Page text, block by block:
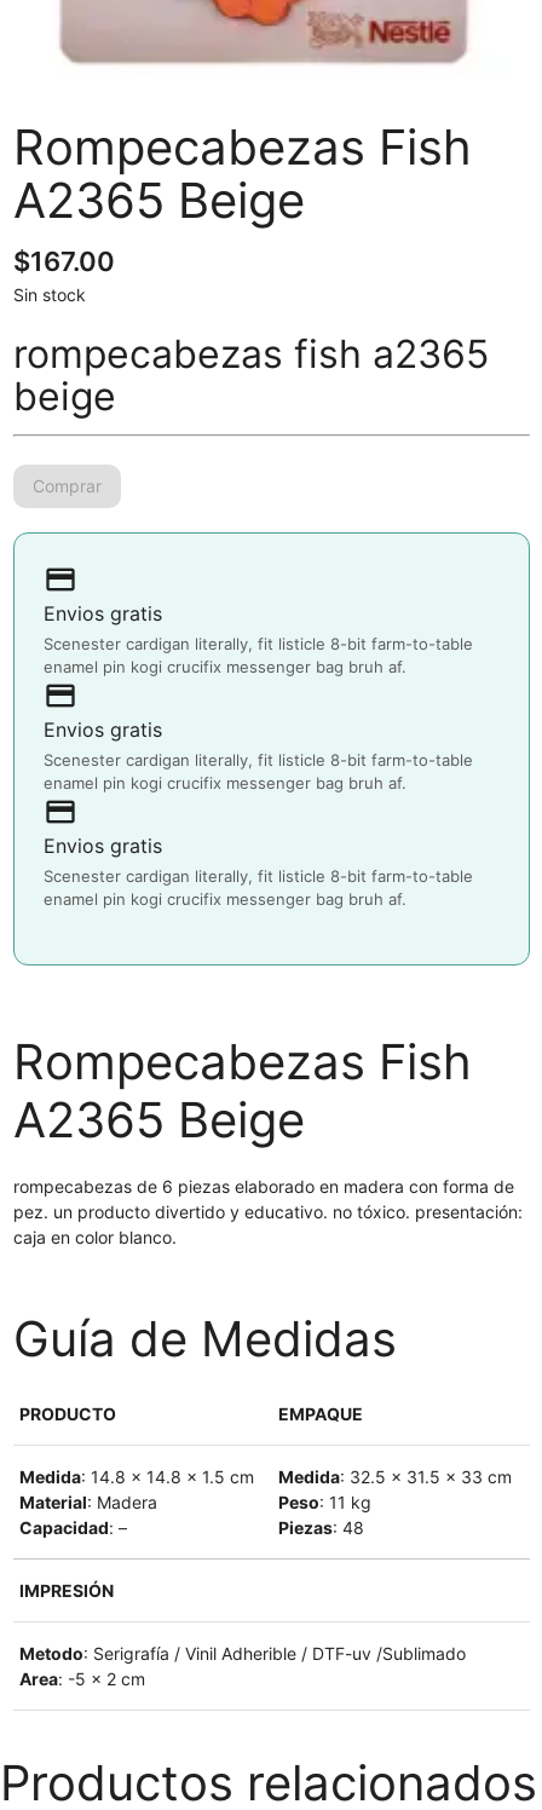
Rompecabezas Fish
A2365 Beige
$167.00
Sin stock
rompecabezas fish a2365
beige
payment
Envios gratis
Scenester cardigan literally, fit listicle 8-bit farm-to-table
enamel pin kogi crucifix messenger bag bruh af.
payment
Envios gratis
Scenester cardigan literally, fit listicle 8-bit farm-to-table
enamel pin kogi crucifix messenger bag bruh af.
payment
Envios gratis
Scenester cardigan literally, fit listicle 8-bit farm-to-table
enamel pin kogi crucifix messenger bag bruh af.
Rompecabezas Fish
A2365 Beige
rompecabezas de 6 piezas elaborado en madera con forma de
pez. un producto divertido y educativo. no tóxico. presentación:
caja en color blanco.
Guía de Medidas
PRODUCTO EMPAQUE
Medida: 14.8 x 14.8 x 1.5 cm
Material: Madera
Capacidad: –
Medida: 32.5 x 31.5 x 33 cm
Peso: 11 kg
Piezas: 48
IMPRESIÓN
Metodo: Serigrafía / Vinil Adherible / DTF-uv /Sublimado
Area: -5 x 2 cm
Productos relacionados